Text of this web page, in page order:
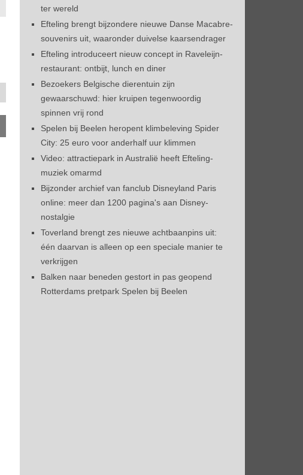
ter wereld
Efteling brengt bijzondere nieuwe Danse Macabre-
souvenirs uit, waaronder duivelse kaarsendrager
Efteling introduceert nieuw concept in Raveleijn-
restaurant: ontbijt, lunch en diner
Bezoekers Belgische dierentuin zijn
gewaarschuwd: hier kruipen tegenwoordig
spinnen vrij rond
Spelen bij Beelen heropent klimbeleving Spider
City: 25 euro voor anderhalf uur klimmen
Video: attractiepark in Australië heeft Efteling-
muziek omarmd
Bijzonder archief van fanclub Disneyland Paris
online: meer dan 1200 pagina's aan Disney-
nostalgie
Toverland brengt zes nieuwe achtbaanpins uit:
één daarvan is alleen op een speciale manier te
verkrijgen
Balken naar beneden gestort in pas geopend
Rotterdams pretpark Spelen bij Beelen